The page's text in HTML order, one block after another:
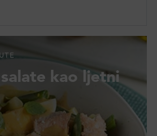
kao ljetni